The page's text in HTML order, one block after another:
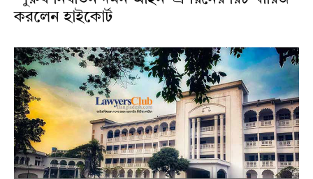
করলেন হাইকোর্ট